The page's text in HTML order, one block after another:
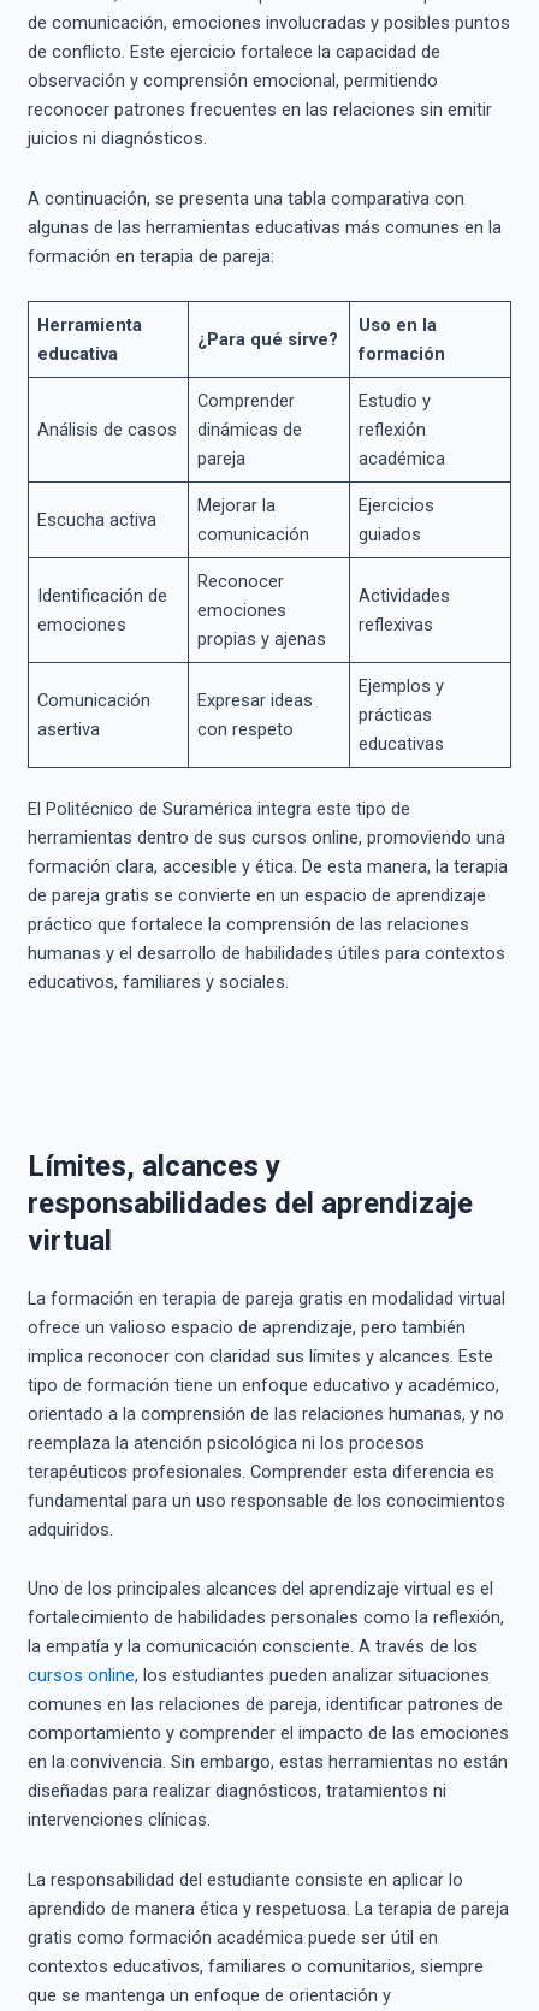
de comunicación, emociones involucradas y posibles puntos
de conflicto. Este ejercicio fortalece la capacidad de
observación y comprensión emocional, permitiendo
reconocer patrones frecuentes en las relaciones sin emitir
juicios ni diagnósticos.
A continuación, se presenta una tabla comparativa con
algunas de las herramientas educativas más comunes en la
formación en terapia de pareja:
Herramienta
educativa
¿Para qué sirve?
Uso en la
formación
Análisis de casos
Comprender
dinámicas de
pareja
Estudio y
reflexión
académica
Escucha activa
Mejorar la
comunicación
Ejercicios
guiados
Identificación de
emociones
Reconocer
emociones
propias y ajenas
Actividades
reflexivas
Comunicación
asertiva
Expresar ideas
con respeto
Ejemplos y
prácticas
educativas
El Politécnico de Suramérica integra este tipo de
herramientas dentro de sus cursos online, promoviendo una
formación clara, accesible y ética. De esta manera, la terapia
de pareja gratis se convierte en un espacio de aprendizaje
práctico que fortalece la comprensión de las relaciones
humanas y el desarrollo de habilidades útiles para contextos
educativos, familiares y sociales.
Límites, alcances y
responsabilidades del aprendizaje
virtual
La formación en terapia de pareja gratis en modalidad virtual
ofrece un valioso espacio de aprendizaje, pero también
implica reconocer con claridad sus límites y alcances. Este
tipo de formación tiene un enfoque educativo y académico,
orientado a la comprensión de las relaciones humanas, y no
reemplaza la atención psicológica ni los procesos
terapéuticos profesionales. Comprender esta diferencia es
fundamental para un uso responsable de los conocimientos
adquiridos.
Uno de los principales alcances del aprendizaje virtual es el
fortalecimiento de habilidades personales como la reflexión,
la empatía y la comunicación consciente. A través de los
cursos online, los estudiantes pueden analizar situaciones
comunes en las relaciones de pareja, identificar patrones de
comportamiento y comprender el impacto de las emociones
en la convivencia. Sin embargo, estas herramientas no están
diseñadas para realizar diagnósticos, tratamientos ni
intervenciones clínicas.
La responsabilidad del estudiante consiste en aplicar lo
aprendido de manera ética y respetuosa. La terapia de pareja
gratis como formación académica puede ser útil en
contextos educativos, familiares o comunitarios, siempre
que se mantenga un enfoque de orientación y